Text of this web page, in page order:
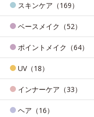
スキンケア（169）
ベースメイク（52）
ポイントメイク（64）
UV（18）
インナーケア（33）
ヘア（16）